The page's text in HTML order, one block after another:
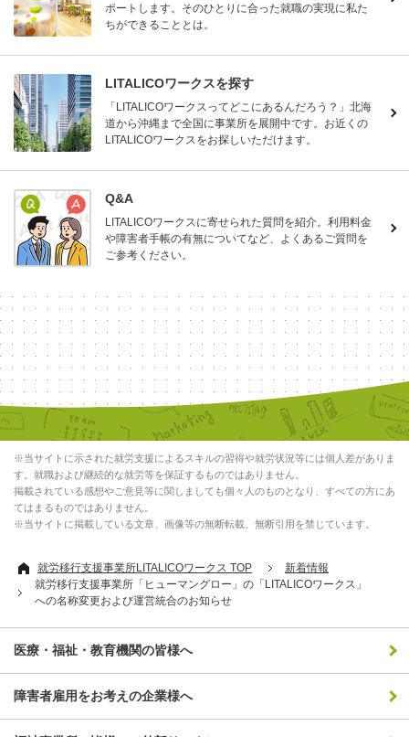
ポートします。そのひとりに合った就職の実現に私た
ちができることとは。
LITALICOワークスを探す
「LITALICOワークスってどこにあるんだろう？」北海
道から沖縄まで全国に事業所を展開中です。お近くの
LITALICOワークスをお探しいただけます。
Q&A
LITALICOワークスに寄せられた質問を紹介。利用料金
や障害者手帳の有無についてなど、よくあるご質問を
ご参考ください。
※当サイトに示された就労支援によるスキルの習得や就労状況等には個人差がありま
す。就職および継続的な就労等を保証するものではありません。
掲載されている感想やご意見等に関しましても個々人のものとなり、すべての方にあ
てはまるものではありません。
※当サイトに掲載している文章、画像等の無断転載、無断引用を禁じています。
就労移行支援事業所LITALICOワークス TOP
新着情報
就労移行支援事業所「ヒューマングロー」の「LITALICOワークス」
への名称変更および運営統合のお知らせ
医療・福祉・教育機関の皆様へ
障害者雇用をお考えの企業様へ